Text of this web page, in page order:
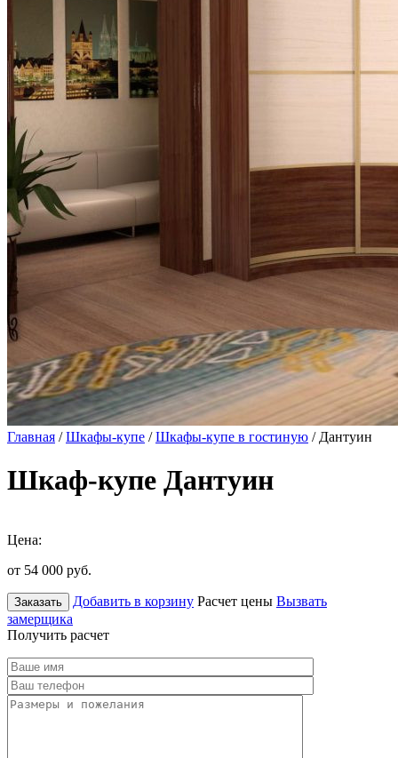
Главная /Шкафы-купе /Шкафы-купе в гостиную / Дантуин
Шкаф-купе Дантуин
Цена:
от 54 000 руб.
Заказать Добавить в корзину Расчет цены Вызвать
замерщика
Получить расчет